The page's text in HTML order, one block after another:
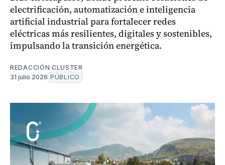
electrificación, automatización e inteligencia
artificial industrial para fortalecer redes
eléctricas más resilientes, digitales y sostenibles,
impulsando la transición energética.
REDACCIÓN CLUSTER
31 julio 2026 PÚBLICO